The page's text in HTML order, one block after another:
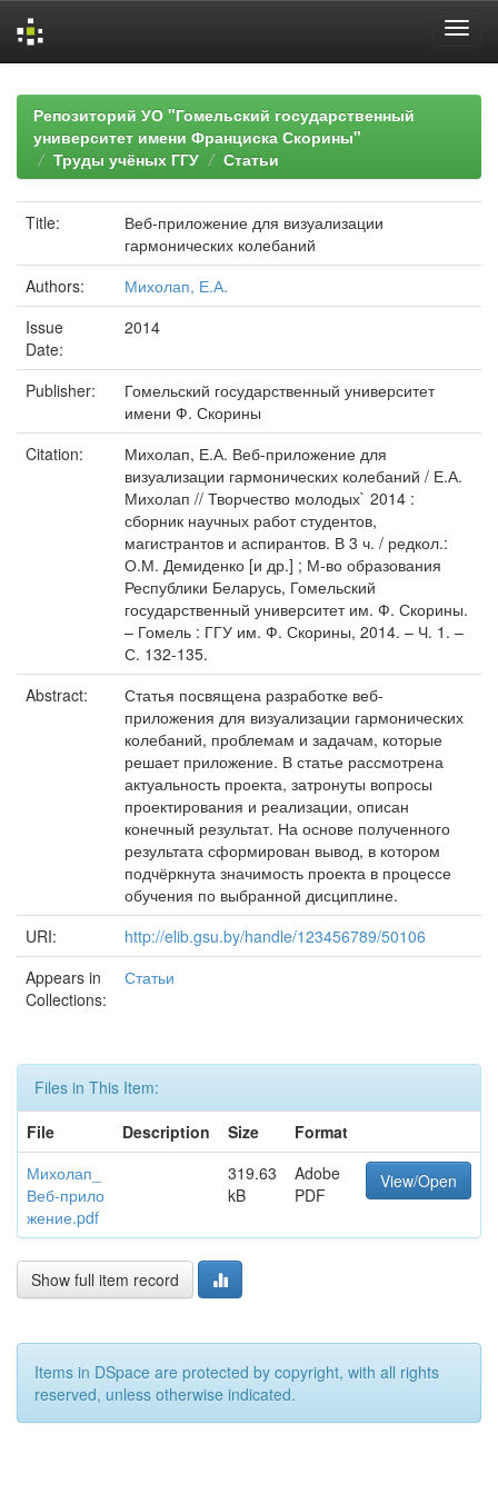
navigationРепозиторий УО "Гомельский государственный
университет имени Франциска Скорины"
Труды учёных ГГУ
Статьи
Title:
Веб-приложение для визуализации
гармонических колебаний
Authors:
Михолап, Е.А.
Issue
Date:
2014
Publisher:
Гомельский государственный университет
имени Ф. Скорины
Citation:
Михолап, Е.А. Веб-приложение для
визуализации гармонических колебаний / Е.А.
Михолап // Творчество молодых` 2014 :
сборник научных работ студентов,
магистрантов и аспирантов. В 3 ч. / редкол.:
О.М. Демиденко [и др.] ; М-во образования
Республики Беларусь, Гомельский
государственный университет им. Ф. Скорины.
– Гомель : ГГУ им. Ф. Скорины, 2014. – Ч. 1. –
С. 132-135.
Abstract:
Статья посвящена разработке веб-
приложения для визуализации гармонических
колебаний, проблемам и задачам, которые
решает приложение. В статье рассмотрена
актуальность проекта, затронуты вопросы
проектирования и реализации, описан
конечный результат. На основе полученного
результата сформирован вывод, в котором
подчёркнута значимость проекта в процессе
обучения по выбранной дисциплине.
URI:
http://elib.gsu.by/handle/123456789/50106
Appears in
Collections:
Статьи
Files in This Item:
File
Description Size
Format
Михолап_
Веб-прило
жение.pdf
319.63
kB
Adobe
PDF
View/Open
Show full item record
Items in DSpace are protected by copyright, with all rights
reserved, unless otherwise indicated.